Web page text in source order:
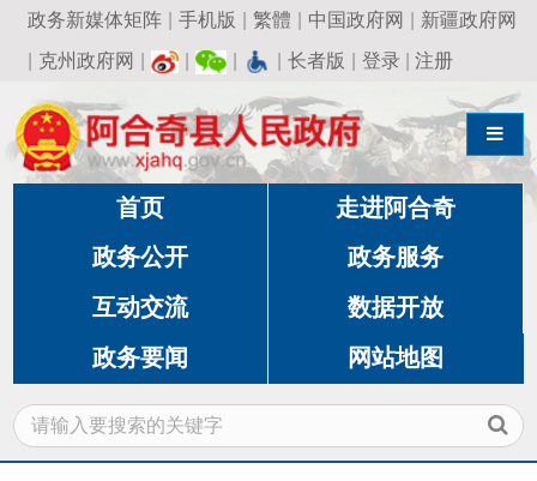
政务新媒体矩阵 | 手机版 繁體 | 中国政府网 | 新疆政府网
克州政府网 | | | 长者版 | 登录|注册
导航切换
首页 走进阿合奇
政务公开 政务服务
互动交流 数据开放
政务要闻 网站地图